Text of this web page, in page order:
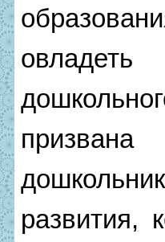
развития,